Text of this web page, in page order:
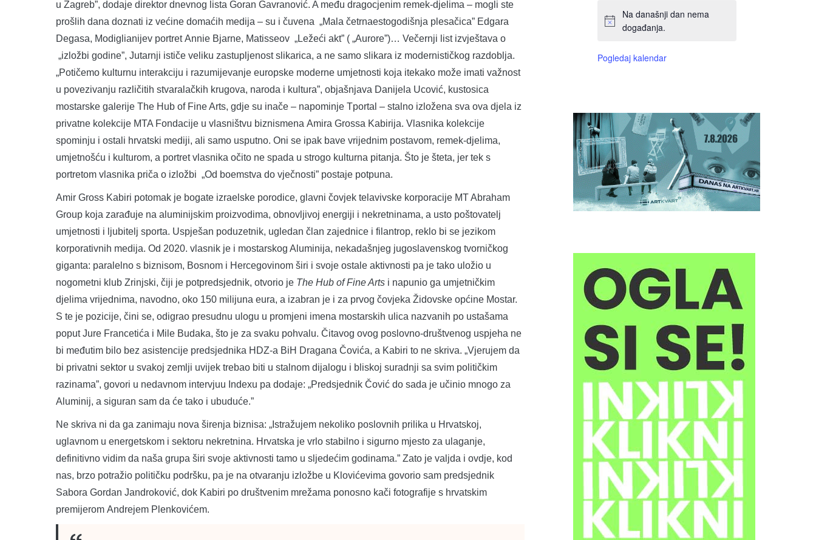
u Zagreb”, dodaje direktor dnevnog lista Goran Gavranović. A među dragocjenim remek-djelima – mogli ste
prošlih dana doznati iz većine domaćih medija – su i čuvena „Mala četrnaestogodišnja plesačica” Edgara
Degasa, Modiglianijev portret Annie Bjarne, Matisseov „Ležeći akt” ( „Aurore”)… Večernji list izvještava o
„izložbi godine”, Jutarnji ističe veliku zastupljenost slikarica, a ne samo slikara iz modernističkog razdoblja.
„Potičemo kulturnu interakciju i razumijevanje europske moderne umjetnosti koja itekako može imati važnost
u povezivanju različitih stvaralačkih krugova, naroda i kultura”, objašnjava Danijela Ucović, kustosica
mostarske galerije The Hub of Fine Arts, gdje su inače – napominje Tportal – stalno izložena sva ova djela iz
privatne kolekcije MTA Fondacije u vlasništvu biznismena Amira Grossa Kabirija. Vlasnika kolekcije
spominju i ostali hrvatski mediji, ali samo usputno. Oni se ipak bave vrijednim postavom, remek-djelima,
umjetnošću i kulturom, a portret vlasnika očito ne spada u strogo kulturna pitanja. Što je šteta, jer tek s
portretom vlasnika priča o izložbi „Od boemstva do vječnosti” postaje potpuna.
Amir Gross Kabiri potomak je bogate izraelske porodice, glavni čovjek telavivske korporacije MT Abraham
Group koja zarađuje na aluminijskim proizvodima, obnovljivoj energiji i nekretninama, a usto poštovatelj
umjetnosti i ljubitelj sporta. Uspješan poduzetnik, ugledan član zajednice i filantrop, reklo bi se jezikom
korporativnih medija. Od 2020. vlasnik je i mostarskog Aluminija, nekadašnjeg jugoslavenskog tvorničkog
giganta: paralelno s biznisom, Bosnom i Hercegovinom širi i svoje ostale aktivnosti pa je tako uložio u
nogometni klub Zrinjski, čiji je potpredsjednik, otvorio je The Hub of Fine Arts i napunio ga umjetničkim
djelima vrijednima, navodno, oko 150 milijuna eura, a izabran je i za prvog čovjeka Židovske općine Mostar.
S te je pozicije, čini se, odigrao presudnu ulogu u promjeni imena mostarskih ulica nazvanih po ustašama
poput Jure Francetića i Mile Budaka, što je za svaku pohvalu. Čitavog ovog poslovno-društvenog uspjeha ne
bi međutim bilo bez asistencije predsjednika HDZ-a BiH Dragana Čovića, a Kabiri to ne skriva. „Vjerujem da
bi privatni sektor u svakoj zemlji uvijek trebao biti u stalnom dijalogu i bliskoj suradnji sa svim političkim
razinama”, govori u nedavnom intervjuu Indexu pa dodaje: „Predsjednik Čović do sada je učinio mnogo za
Aluminij, a siguran sam da će tako i ubuduće.”
Ne skriva ni da ga zanimaju nova širenja biznisa: „Istražujem nekoliko poslovnih prilika u Hrvatskoj,
uglavnom u energetskom i sektoru nekretnina. Hrvatska je vrlo stabilno i sigurno mjesto za ulaganje,
definitivno vidim da naša grupa širi svoje aktivnosti tamo u sljedećim godinama.” Zato je valjda i ovdje, kod
nas, brzo potražio političku podršku, pa je na otvaranju izložbe u Klovićevima govorio sam predsjednik
Sabora Gordan Jandroković, dok Kabiri po društvenim mrežama ponosno kači fotografije s hrvatskim
premijerom Andrejem Plenkovićem.
Na današnji dan nema
događanja.
Pogledaj kalendar